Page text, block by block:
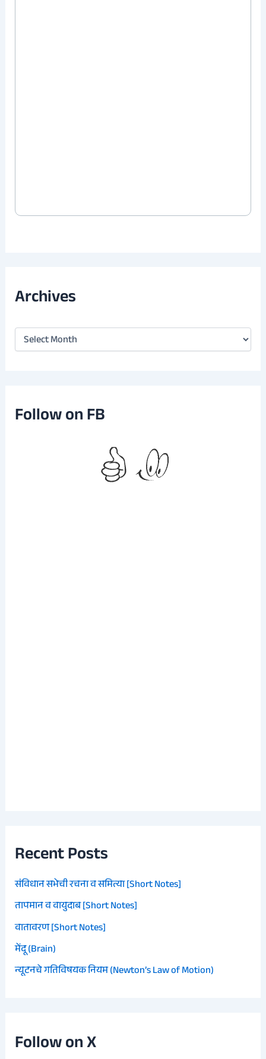
Archives
A
s
Follow on FB
Recent Posts
संविधान सभेची रचना व समित्या [Short Notes]
तापमान व वायुदाब [Short Notes]
वातावरण [Short Notes]
मेंदू (Brain)
न्यूटनचे गतिविषयक नियम (Newton’s Law of Motion)
Follow on X